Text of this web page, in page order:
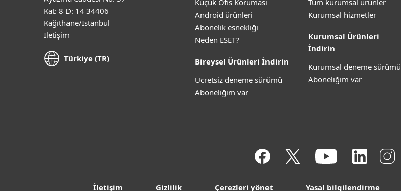
Kat: 8 D: 14 34406
Kağıthane/İstanbul
İletişim
Türkiye (TR)
Küçük Ofis Koruması
Android ürünleri
Abonelik esnekliği
Neden ESET?
Bireysel Ürünleri İndirin
Ücretsiz deneme sürümü
Aboneliğim var
Tüm kurumsal ürünler
Kurumsal hizmetler
Kurumsal Ürünleri
İndirin
Kurumsal deneme sürümü
Aboneliğim var
İletişim Gizlilik Çerezleri yönet Yasal bilgilendirme